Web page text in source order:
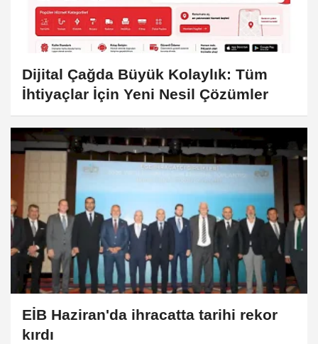
Dijital Çağda Büyük Kolaylık: Tüm
İhtiyaçlar İçin Yeni Nesil Çözümler
EİB Haziran'da ihracatta tarihi rekor
kırdı